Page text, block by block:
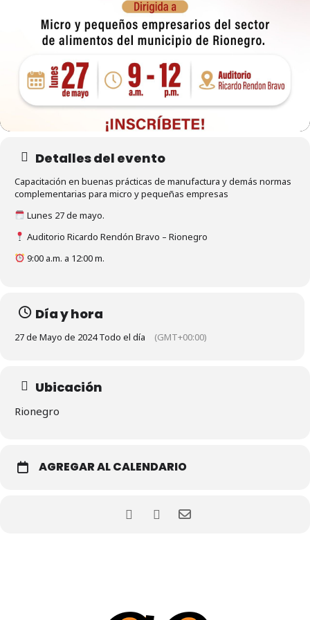
Detalles del evento
Capacitación en buenas prácticas de manufactura y demás normas
complementarias para micro y pequeñas empresas
Lunes 27 de mayo.
Auditorio Ricardo Rendón Bravo – Rionegro
9:00 a.m. a 12:00 m.
Día y hora
27 de Mayo de 2024 Todo el día (GMT+00:00)
Ubicación
Rionegro
AGREGAR AL CALENDARIO